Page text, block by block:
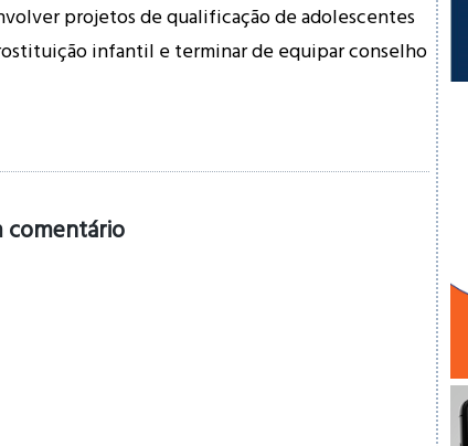
projetos de qualificação de adolescentes
infantil e terminar de equipar conselho
comentário